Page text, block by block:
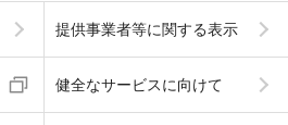
提供事業者等に関する表示
健全なサービスに向けて